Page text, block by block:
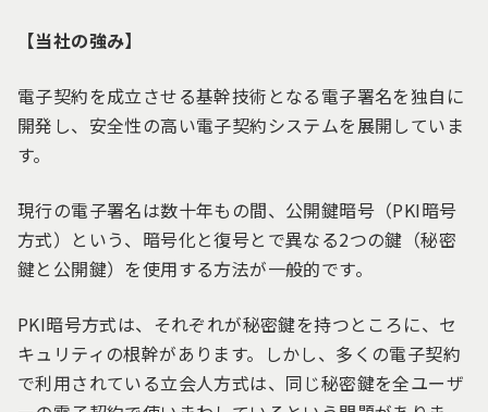
【当社の強み】
電子契約を成立させる基幹技術となる電子署名を独自に
開発し、安全性の高い電子契約システムを展開していま
す。
現行の電子署名は数十年もの間、公開鍵暗号（PKI暗号
方式）という、暗号化と復号とで異なる2つの鍵（秘密
鍵と公開鍵）を使用する方法が一般的です。
PKI暗号方式は、それぞれが秘密鍵を持つところに、セ
キュリティの根幹があります。しかし、多くの電子契約
で利用されている立会人方式は、同じ秘密鍵を全ユーザ